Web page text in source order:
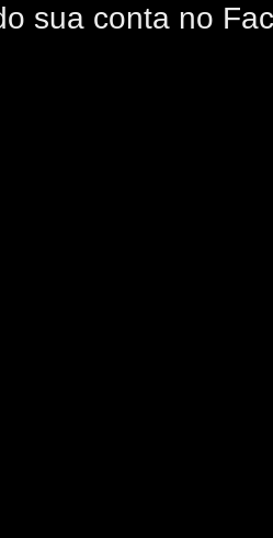
sua conta no